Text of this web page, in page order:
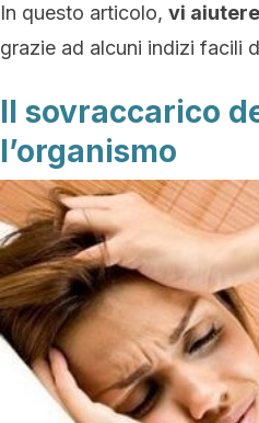
In questo articolo, vi
grazie ad alcuni indizi facili
Il sovraccarico
l’organismo